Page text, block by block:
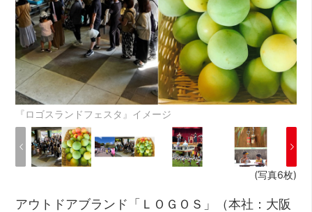
『ロゴスランドフェスタ』イメージ
(写真6枚)
アウトドアブランド「ＬＯＧＯＳ」（本社：大阪